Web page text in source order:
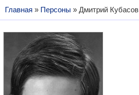
Главная » Персоны » Дмитрий Кубасов